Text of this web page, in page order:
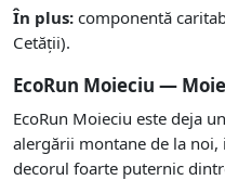
În plus:componentă
Cetății).
EcoRun Moieciu —
EcoRun Moieciu este deja
alergării montane de la
decorul foarte puternic